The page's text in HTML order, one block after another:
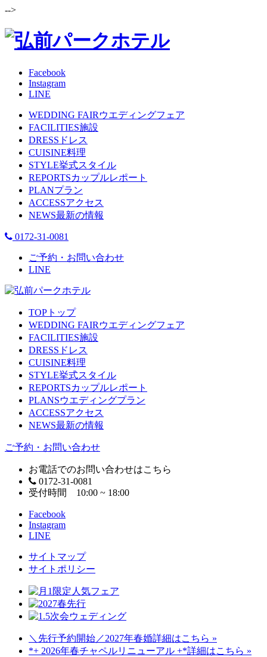
-->
Facebook
Instagram
LINE
WEDDING FAIR ウエディングフェア
FACILITIES施設
DRESS ドレス
CUISINE料理
STYLE挙式スタイル
REPORTSカップルレポート
PLANプラン
ACCESSアクセス
NEWS最新の情報
0172-31-0081
ご予約・お問い合わせ
LINE
TOP トップ
WEDDING FAIR ウエディングフェア
FACILITIES施設
DRESS ドレス
CUISINE料理
STYLE挙式スタイル
REPORTSカップルレポート
PLANSウエディングプラン
ACCESSアクセス
NEWS最新の情報
ご予約・お問い合わせ
お電話でのお問い合わせはこちら
0172-31-0081
受付時間 10:00 ~ 18:00
Facebook
Instagram
LINE
サイトマップ
サイトポリシー
＼先行予約開始／2027年春婚詳細はこちら »
*+ 2026年春チャペルリニューアル +*詳細はこちら »